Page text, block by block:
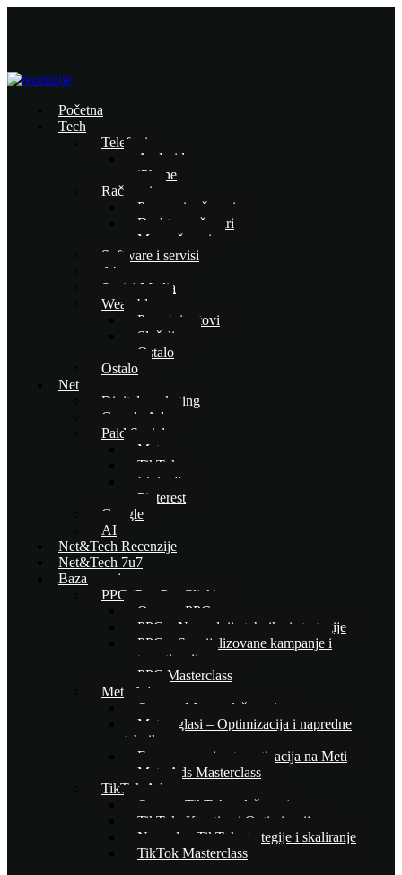
Početna
Tech
Telefoni
Android
iPhone
Računari
Prenosni računari
Desktop računari
Mac računari
Software i servisi
AI
Social Media
Wearables
Pametni satovi
Slušalice
Ostalo
Ostalo
Net
Digital marketing
Google Ads
Paid Social
Meta
TikTok
Linkedin
Pinterest
Google
AI
Net&Tech Recenzije
Net&Tech 7u7
Baza znanja
PPC (Pay Per Click)
Osnove PPC-a
PPC – Naprednije tehnike i strategije
PPC – Specijalizovane kampanje i
automatizacija
PPC Masterclass
Meta Ads
Osnove Meta oglašavanja
Meta oglasi – Optimizacija i napredne
tehnike
E-commerce i automatizacija na Meti
Meta Ads Masterclass
TikTok Ads
Osnove TikTok oglašavanja
TikTok: Kreativa i Optimizacija
Napredne TikTok strategije i skaliranje
TikTok Masterclass